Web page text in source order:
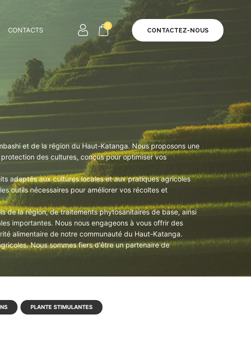
CONTACTS 0
CONTACTEZ-NOUS
et de la région du Haut-Katanga. Nous proposons une
des cultures, conçus pour optimiser vos
adaptés aux cultures locales et aux pratiques agricoles
outils nécessaires pour améliorer vos récoltes et
de la région, de traitements phytosanitaires de base, ainsi
importantes. Nous nous engageons à vous offrir des
alimentaire de notre communauté du Haut-Katanga.
Nous sommes fiers d'être un partenaire de
PLANTE STIMULANTES